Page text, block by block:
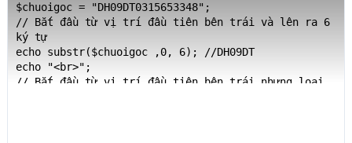
$chuoigoc = "DH09DT0315653348";
// Bắt đầu từ vị trí đầu tiên bên trái và lên ra 6
ký tự
echo substr($chuoigoc ,0, 6); //DH09DT
echo "<br>";
// Bắt đầu từ vị trí đầu tiên bên trái nhưng loại